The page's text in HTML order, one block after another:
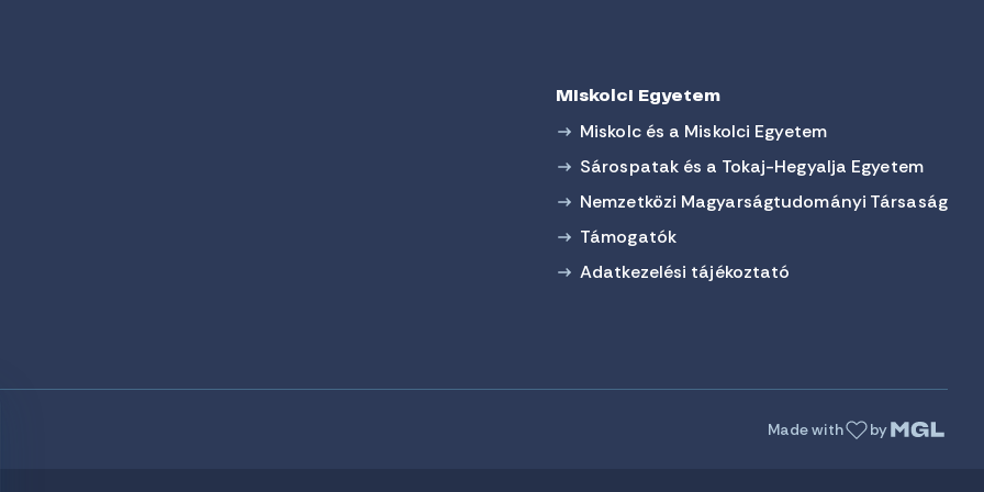
Miskolci Egyetem
Miskolc és a Miskolci Egyetem
Sárospatak és a Tokaj-Hegyalja Egyetem
Nemzetközi Magyarságtudományi Társaság
Támogatók
Adatkezelési tájékoztató
Made with by